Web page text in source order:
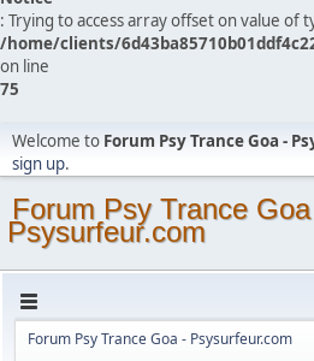
: Trying to access array offset on value of
/home/clients/
on line
75
Welcome to Forum Psy Trance Goa -
sign up.
Forum Psy Trance
Psysurfeur.com
Forum Psy Trance Goa - Psysurfeur.com